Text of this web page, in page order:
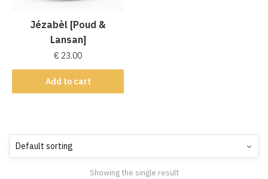
Jézabèl [Poud &
Lansan]
€ 23.00
Add to cart
Showing the single result